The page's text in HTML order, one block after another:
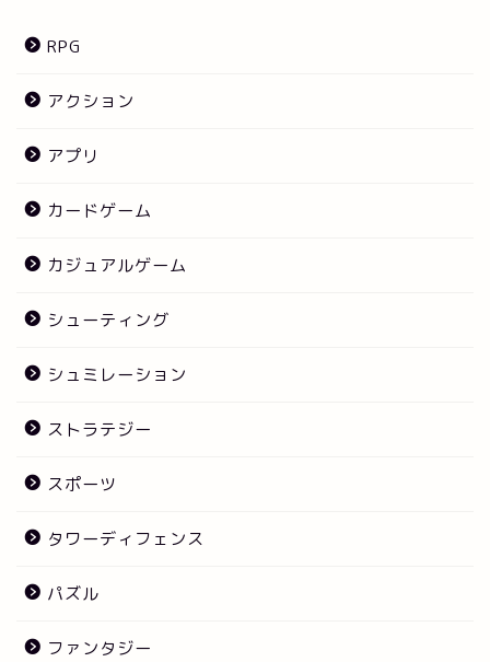
RPG
アクション
アプリ
カードゲーム
カジュアルゲーム
シューティング
シュミレーション
ストラテジー
スポーツ
タワーディフェンス
パズル
ファンタジー